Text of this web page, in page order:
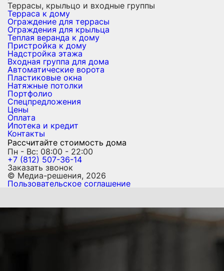
Террасы, крыльцо и входные группы
Терраса к дому
Ограждение для террасы
Ограждения для крыльца
Теплая веранда к дому
Пристройка к дому
Надстройка этажа
Входная группа для дома
Автоматические ворота
Пластиковые окна
Натяжные потолки
Портфолио
Спецпредложения
Цены
Оплата
Ипотека и кредит
Контакты
Рассчитайте стоимость дома
Пн - Вс: 08:00 - 22:00
+7 (812) 507-36-14
Заказать звонок
© Медиа-решения, 2026
Пользовательское соглашение